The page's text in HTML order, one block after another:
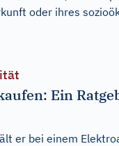
oder ihres
Ein
er bei einem